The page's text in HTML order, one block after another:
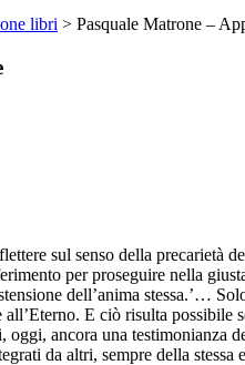
libri > Pasquale Matrone –
sul senso della precarietà
per proseguire nella
dell’anima stessa.’…
E ciò risulta
ancora una testimonianza
da altri, sempre della